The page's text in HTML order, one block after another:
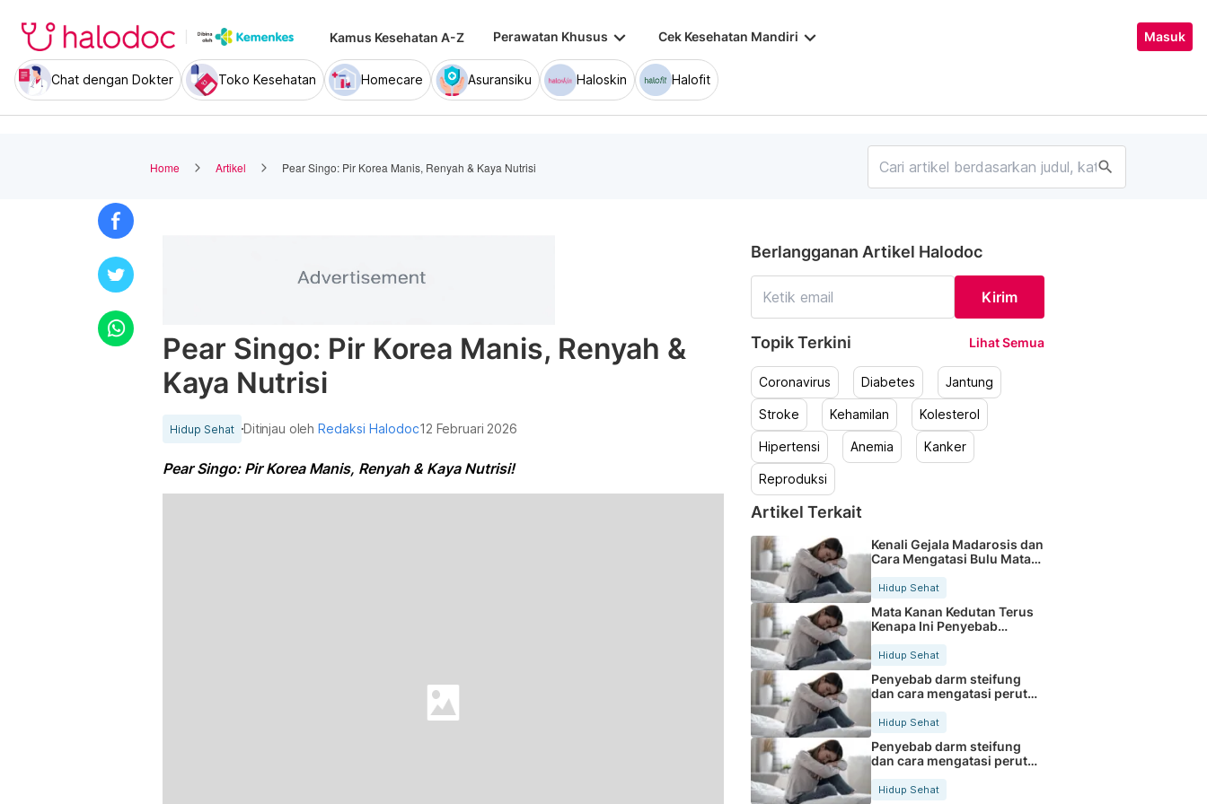
Kamus Kesehatan A-Z Perawatan Khusus keyboard_arrow_down Cek Kesehatan Mandiri keyboard_arrow_down Masuk
Chat dengan Dokter Toko Kesehatan Homecare Asuransiku Haloskin Halofit
Home Artikel Pear Singo: Pir Korea Manis, Renyah & Kaya Nutrisi search
Pear Singo: Pir Korea Manis, Renyah &
Kaya Nutrisi
Hidup Sehat Ditinjau olehRedaksi Halodoc12 Februari 2026
Pear Singo: Pir Korea Manis, Renyah & Kaya Nutrisi!
Berlangganan Artikel Halodoc
Kirim
Topik Terkini Lihat Semua
Coronavirus Diabetes Jantung
Stroke Kehamilan Kolesterol
Hipertensi Anemia Kanker
Reproduksi
Artikel Terkait
Kenali Gejala Madarosis dan
Cara Mengatasi Bulu Mata
Hidup Sehat
Mata Kanan Kedutan Terus
Kenapa Ini Penyebab
Hidup Sehat
Penyebab darm steifung
dan cara mengatasi perut
Hidup Sehat
Penyebab darm steifung
dan cara mengatasi perut
Hidup Sehat